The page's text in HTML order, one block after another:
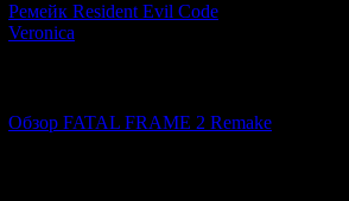
Ремейк Resident Evil Code
Veronica
Обзор FATAL FRAME 2 Remake